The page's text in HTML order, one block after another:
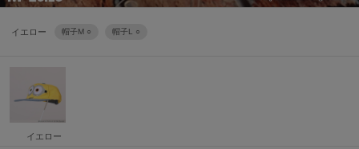
イエロー 帽子M ○ 帽子L ○
イエロー